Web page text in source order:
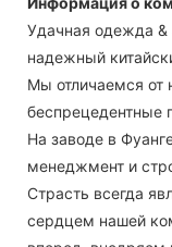
Удачная одежда
надежный
Мы отличаемся от
беспрецедентные
На заводе в
менеджмент и
Страсть всегда
сердцем нашей